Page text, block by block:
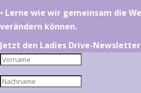
•⁠ ⁠⁠Lerne wie wir gemeinsam die
verändern können.
Jetzt den Ladies Drive-